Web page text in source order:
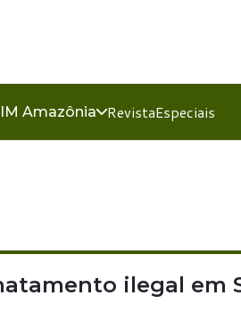
Amazônia RevistaEspeciais
ilegal em